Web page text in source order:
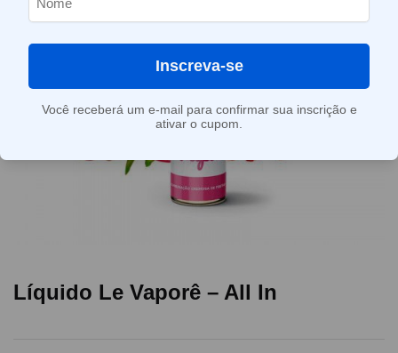
Líquido Le Vaporê – All In
Inscreva-se
Você receberá um e-mail para confirmar sua inscrição e
ativar o cupom.